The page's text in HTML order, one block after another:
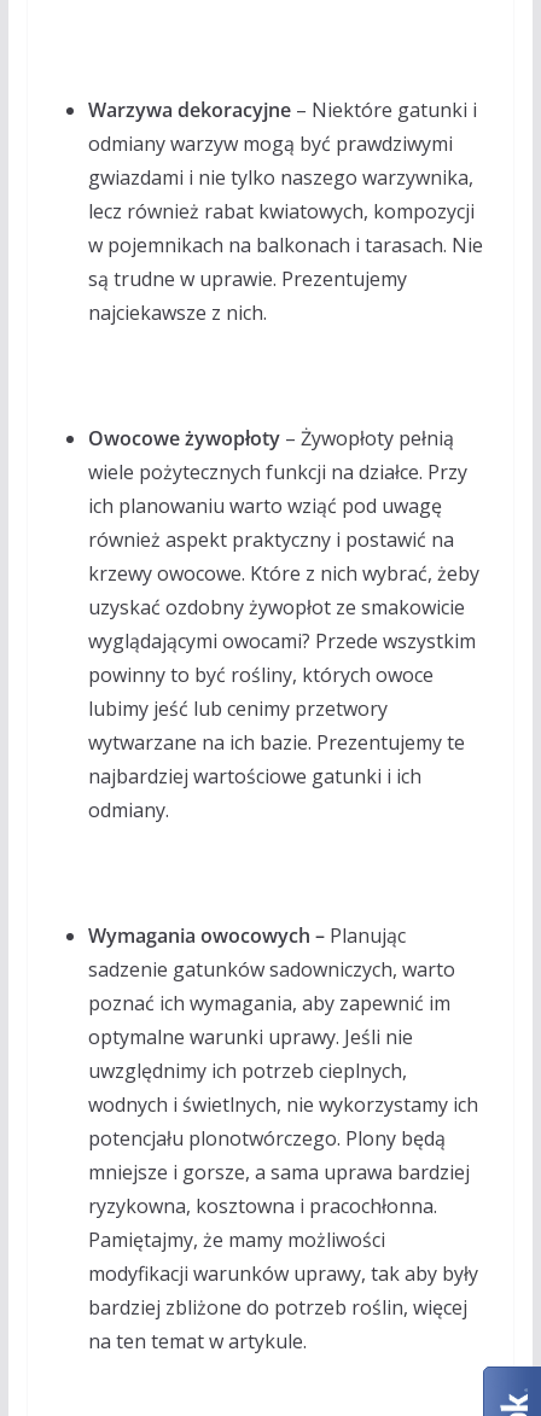
Warzywa dekoracyjne – Niektóre gatunki i
odmiany warzyw mogą być prawdziwymi
gwiazdami i nie tylko naszego warzywnika,
lecz również rabat kwiatowych, kompozycji
w pojemnikach na balkonach i tarasach. Nie
są trudne w uprawie. Prezentujemy
najciekawsze z nich.
Owocowe żywopłoty – Żywopłoty pełnią
wiele pożytecznych funkcji na działce. Przy
ich planowaniu warto wziąć pod uwagę
również aspekt praktyczny i postawić na
krzewy owocowe. Które z nich wybrać, żeby
uzyskać ozdobny żywopłot ze smakowicie
wyglądającymi owocami? Przede wszystkim
powinny to być rośliny, których owoce
lubimy jeść lub cenimy przetwory
wytwarzane na ich bazie. Prezentujemy te
najbardziej wartościowe gatunki i ich
odmiany.
Wymagania owocowych –Planując
sadzenie gatunków sadowniczych, warto
poznać ich wymagania, aby zapewnić im
optymalne warunki uprawy. Jeśli nie
uwzględnimy ich potrzeb cieplnych,
wodnych i świetlnych, nie wykorzystamy ich
potencjału plonotwórczego. Plony będą
mniejsze i gorsze, a sama uprawa bardziej
ryzykowna, kosztowna i pracochłonna.
Pamiętajmy, że mamy możliwości
modyfikacji warunków uprawy, tak aby były
bardziej zbliżone do potrzeb roślin, więcej
na ten temat w artykule.